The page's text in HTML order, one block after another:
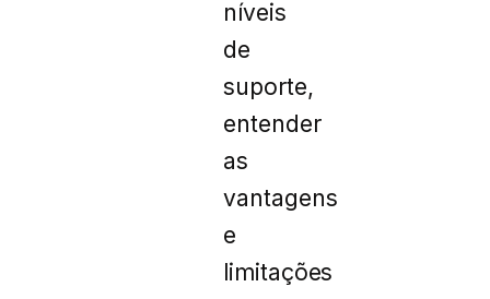
níveis
de
suporte,
entender
as
vantagens
e
limitações